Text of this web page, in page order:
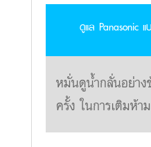
ดูแล Panasonic
หมั่นดูน้ำกลั่นอย่า
ครั้ง ในการเติมห้า